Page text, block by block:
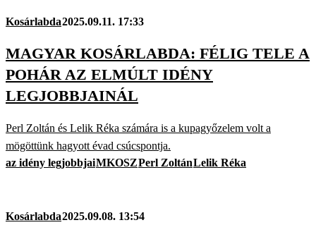
Kosárlabda2025.09.11. 17:33
MAGYAR KOSÁRLABDA: FÉLIG TELE A
POHÁR AZ ELMÚLT IDÉNY
LEGJOBBJAINÁL
Perl Zoltán és Lelik Réka számára is a kupagyőzelem volt a
mögöttünk hagyott évad csúcspontja.
az idény legjobbjaiMKOSZPerl ZoltánLelik Réka
Kosárlabda2025.09.08. 13:54